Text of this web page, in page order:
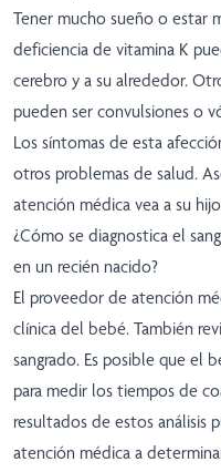
Tener mucho sueño o estar
deficiencia de vitamina K
cerebro y a su alrededor.
pueden ser convulsiones o
Los síntomas de esta
otros problemas de salud.
atención médica vea a su
¿Cómo se diagnostica el
en un recién nacido?
El proveedor de atención
clínica del bebé. También
sangrado. Es posible que el
para medir los tiempos de
resultados de estos análisis
atención médica a